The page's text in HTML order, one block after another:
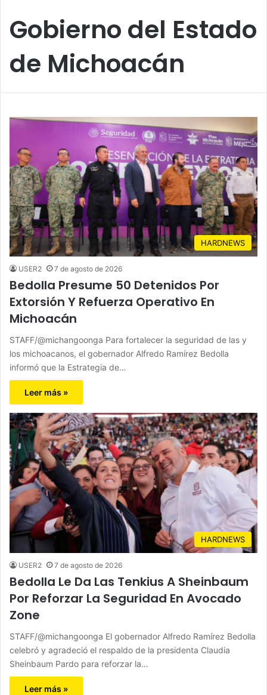
Gobierno del Estado
de Michoacán
HARDNEWS
USER2 7 de agosto de 2026
Bedolla Presume 50 Detenidos Por
Extorsión Y Refuerza Operativo En
Michoacán
STAFF/@michangoonga Para fortalecer la seguridad de las y
los michoacanos, el gobernador Alfredo Ramírez Bedolla
informó que la Estrategia de…
Leer más »
HARDNEWS
USER2 7 de agosto de 2026
Bedolla Le Da Las Tenkius A Sheinbaum
Por Reforzar La Seguridad En Avocado
Zone
STAFF/@michangoonga El gobernador Alfredo Ramírez Bedolla
celebró y agradeció el respaldo de la presidenta Claudia
Sheinbaum Pardo para reforzar la…
Leer más »